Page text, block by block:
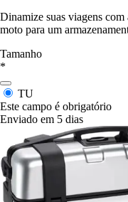
Dinamize suas viagens
moto para um
Tamanho
*
TU
Este campo é obrigatório
Enviado em 5 dias